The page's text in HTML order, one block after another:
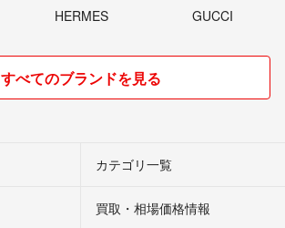
HERMES GUCCI
すべてのブランドを見る
カテゴリ一覧
買取・相場価格情報